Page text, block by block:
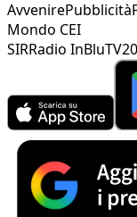
AvvenirePubblicità
Mondo CEI
SIRRadio InBlu